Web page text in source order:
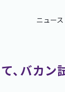
ニュース
、バカン